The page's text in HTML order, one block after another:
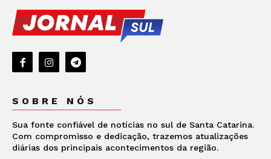
SOBRE NÓS
Sua fonte confiável de notícias no sul de Santa Catarina.
Com compromisso e dedicação, trazemos atualizações
diárias dos principais acontecimentos da região.